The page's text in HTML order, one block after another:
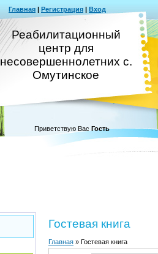
Главная | Регистрация | Вход
Реабилитационный
центр для
несовершеннолетних с.
Омутинское
Приветствую Вас Гость
Гостевая книга
Главная » Гостевая книга